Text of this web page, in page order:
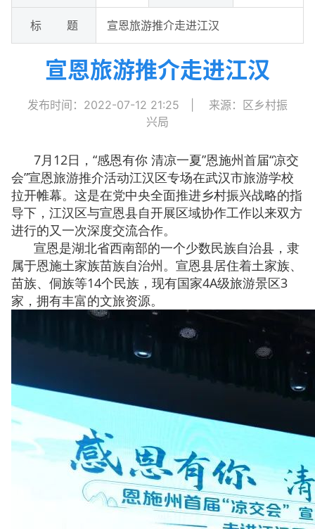
标 题 宣恩旅游推介走进江汉
宣恩旅游推介走进江汉
发布时间：2022-07-12 21:25
来源：区乡村振
兴局
7月12日，“感恩有你 清凉一夏”恩施州首届“凉交
会”宣恩旅游推介活动江汉区专场在武汉市旅游学校
拉开帷幕。这是在党中央全面推进乡村振兴战略的指
导下，江汉区与宣恩县自开展区域协作工作以来双方
进行的又一次深度交流合作。
宣恩是湖北省西南部的一个少数民族自治县，隶
属于恩施土家族苗族自治州。宣恩县居住着土家族、
苗族、侗族等14个民族，现有国家4A级旅游景区3
家，拥有丰富的文旅资源。